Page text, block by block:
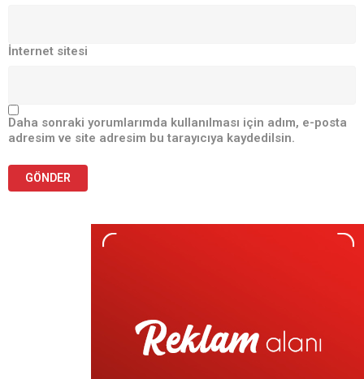
İnternet sitesi
Daha sonraki yorumlarımda kullanılması için adım, e-posta
adresim ve site adresim bu tarayıcıya kaydedilsin.